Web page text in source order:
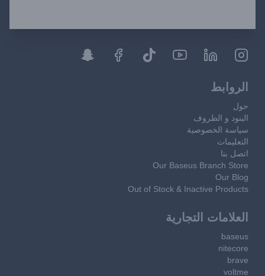
الروابط
حول
البنود و الظروف
سياسة الخصوصية
التعليمات
اتصل بنا
Our Baseus Branch Store
Our Blog
Out of Stock & Inactive Products
العلامات التجارية
baseus
nitecore
brave
voltme